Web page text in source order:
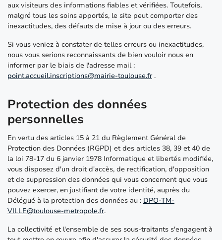
aux visiteurs des informations fiables et vérifiées. Toutefois,
malgré tous les soins apportés, le site peut comporter des
inexactitudes, des défauts de mise à jour ou des erreurs.
Si vous veniez à constater de telles erreurs ou inexactitudes,
nous vous serions reconnaissants de bien vouloir nous en
informer par le biais de l'adresse mail :
point.accueil.inscriptions@mairie-toulouse.fr.
Protection des données
personnelles
En vertu des articles 15 à 21 du Règlement Général de
Protection des Données (RGPD) et des articles 38, 39 et 40 de
la loi 78-17 du 6 janvier 1978 Informatique et libertés modifiée,
vous disposez d'un droit d'accès, de rectification, d'opposition
et de suppression des données qui vous concernent que vous
pouvez exercer, en justifiant de votre identité, auprès du
Délégué à la protection des données au : DPO-TM-
VILLE@toulouse-metropole.fr.
La collectivité et l'ensemble de ses sous-traitants s'engagent à